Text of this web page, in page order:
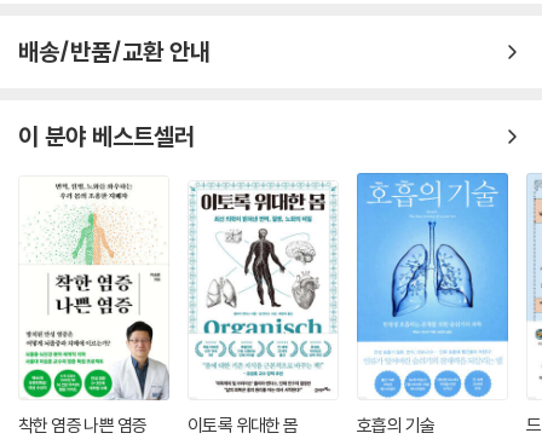
1. 근육파열 부위 종류 및 발생 메커니즘, 증상
3. 기능평가
4. 가동성 운동
5. 보강운동
6. 자가근막이완 (폼롤러)
배송/반품/교환 안내
이 분야 베스트셀러
착한 염증 나쁜 염증 이토록 위대한 몸 호흡의 기술